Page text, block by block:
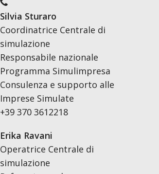
Silvia Sturaro
Coordinatrice Centrale di
simulazione
Responsabile nazionale
Programma Simulimpresa
Consulenza e supporto alle
Imprese Simulate
+39 370 3612218
Erika Ravani
Operatrice Centrale di
simulazione